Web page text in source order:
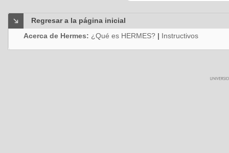
Regresar a la página inicial
Acerca de Hermes: ¿Qué es HERMES? | Instructivos